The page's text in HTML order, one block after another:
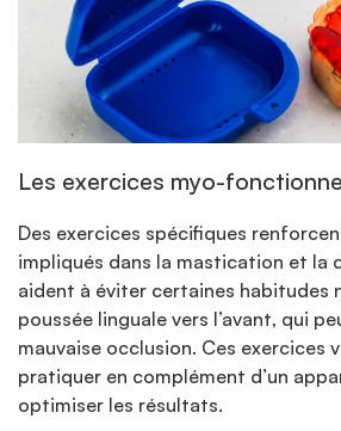
Les exercices myo-
Des exercices spécifiques
impliqués dans la mastication et la
aident à éviter certaines habitudes
poussée linguale vers l’avant, qui
mauvaise occlusion. Ces exercices
pratiquer en complément d’un
optimiser les résultats.